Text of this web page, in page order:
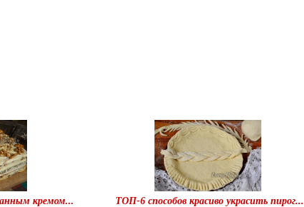
кремом... ТОП-6 способов красиво украсить пирог...